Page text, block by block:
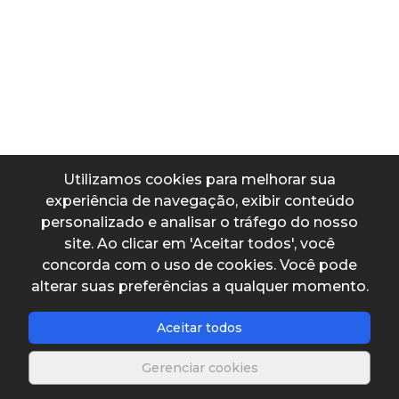
Utilizamos cookies para melhorar sua
experiência de navegação, exibir conteúdo
personalizado e analisar o tráfego do nosso
site. Ao clicar em 'Aceitar todos', você
concorda com o uso de cookies. Você pode
alterar suas preferências a qualquer momento.
Aceitar todos
Gerenciar cookies
Número de decantadores
Diâmetro de cada decantador
Profundidade lateral do decantador